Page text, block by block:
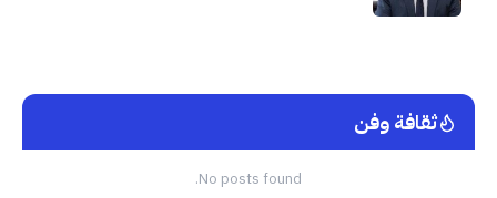
ثقافة وفن
No posts found.